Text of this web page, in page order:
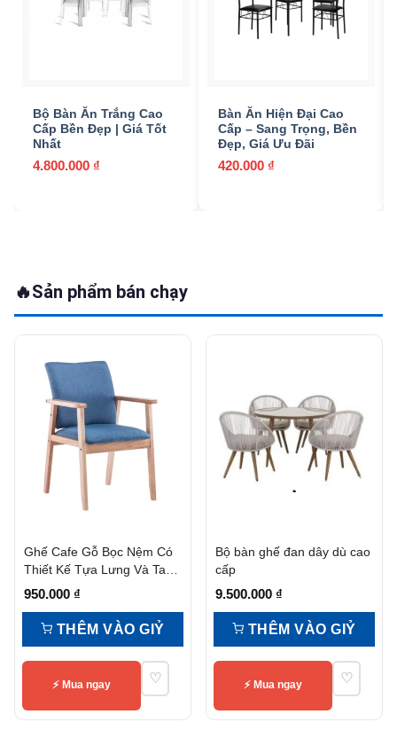
Bộ Bàn Ăn Trắng Cao
Cấp Bền Đẹp | Giá Tốt
Nhất
4.800.000 ₫
Bàn Ăn Hiện Đại Cao
Cấp – Sang Trọng, Bền
Đẹp, Giá Ưu Đãi
420.000 ₫
🔥Sản phẩm bán chạy
Ghế Cafe Gỗ Bọc Nệm Có
Thiết Kế Tựa Lưng Và Tay
Vịn
950.000 ₫
THÊM VÀO GIỶ
⚡ Mua ngay ♡
Bộ bàn ghế đan dây dù cao
cấp
9.500.000 ₫
THÊM VÀO GIỶ
⚡ Mua ngay ♡